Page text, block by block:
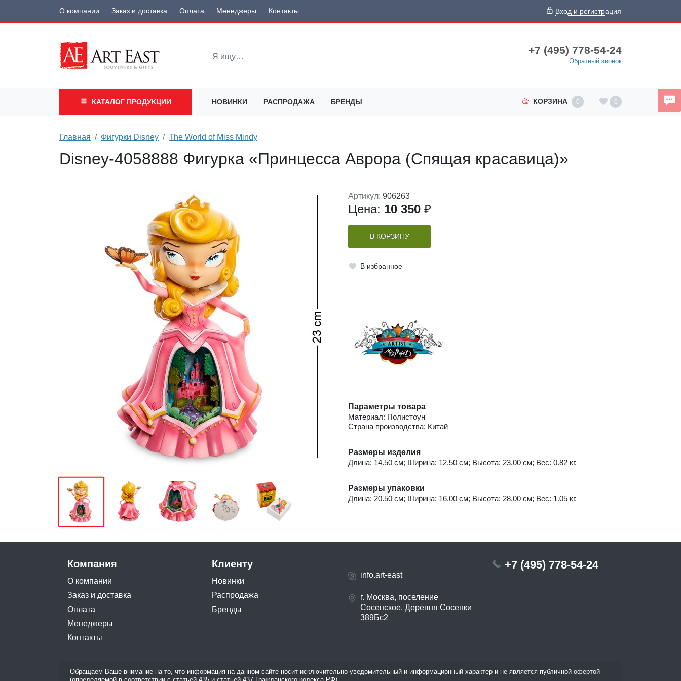
О компании Заказ и доставка Оплата Менеджеры Контакты Вход и регистрация
+7 (495) 778-54-24
Обратный звонок
КАТАЛОГ ПРОДУКЦИИ НОВИНКИ РАСПРОДАЖА БРЕНДЫ КОРЗИНА 0 0
Главная Фигурки Disney The World of Miss Mindy
Disney-4058888 Фигурка «Принцесса Аврора (Спящая красавица)»
Артикул: 906263
Цена: 10 350 ₽
В КОРЗИНУ
В избранное
Параметры товара
Материал: Полистоун
Страна производства: Китай
Размеры изделия
Длина: 14.50 см; Ширина: 12.50 см; Высота: 23.00 см; Вес: 0.82 кг.
Размеры упаковки
Длина: 20.50 см; Ширина: 16.00 см; Высота: 28.00 см; Вес: 1.05 кг.
Компания
О компании
Заказ и доставка
Оплата
Менеджеры
Контакты
Клиенту
Новинки
Распродажа
Бренды
info.art-east
г. Москва, поселение
Сосенское, Деревня Сосенки
389Бс2
+7 (495) 778-54-24
Обращаем Ваше внимание на то, что информация на данном сайте носит исключительно уведомительный и информационный характер и не является публичной офертой